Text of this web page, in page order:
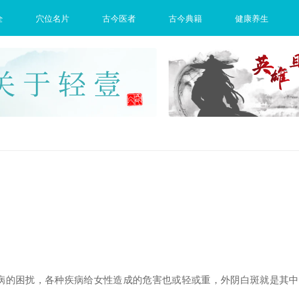
穴位名片 古今医者 古今典籍 健康养生
困扰，各种疾病给女性造成的危害也或轻或重，外阴白斑就是其